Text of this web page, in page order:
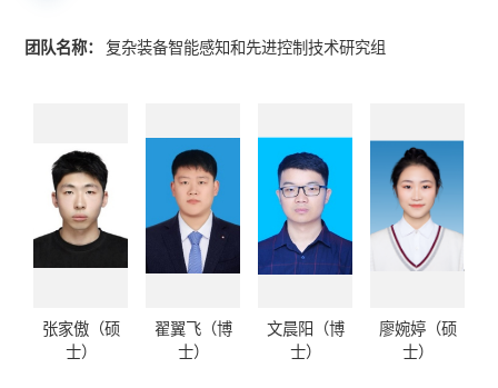
准制造全国重点实验室自主研究课题、浙江大学流体动力与机电
空零件的数字化制造基础研究”、“智能机器人”国家重点研发计
划、国家自然科学基金重点项目等多项课题研究。
出版《机器人视觉伺服控制》、《C#程序设计基础》、《机械设
计基础》等专著或教材4本，参编《中国大百科全书》机械工程
卷，主持教学改革项目3项。
授为学术带头人，欢迎具有机械、数学、力学、控制、材料等专
业背景的优秀人才加入本团队进行硕士、博士及博士后研究。
团队名称： 复杂装备智能感知和先进控制技术研究组
张家傲（硕
士）
翟翼飞（博
士）
文晨阳（博
士）
廖婉婷（硕
士）